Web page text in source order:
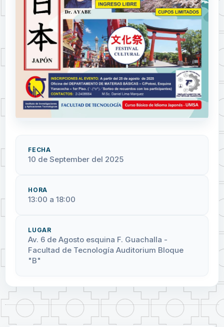
FECHA
10 de September del 2025
HORA
13:00 a 18:00
LUGAR
Av. 6 de Agosto esquina F. Guachalla -
Facultad de Tecnología Auditorium Bloque
"B"